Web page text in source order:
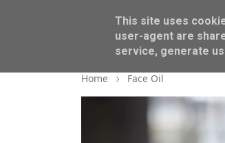
Home Face Oil
This site uses
user-agent are
service, generate